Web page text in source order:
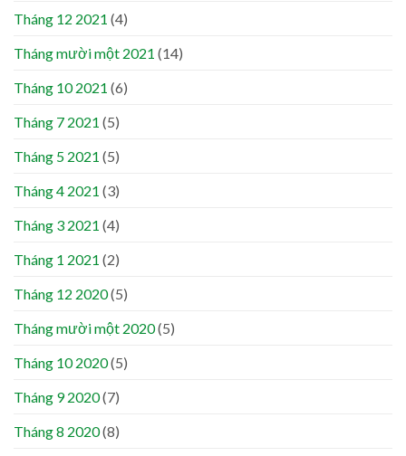
Tháng 12 2021 (4)
Tháng mười một 2021 (14)
Tháng 10 2021 (6)
Tháng 7 2021 (5)
Tháng 5 2021 (5)
Tháng 4 2021 (3)
Tháng 3 2021 (4)
Tháng 1 2021 (2)
Tháng 12 2020(5)
Tháng mười một 2020(5)
Tháng 10 2020(5)
Tháng 9 2020(7)
Tháng 8 2020(8)